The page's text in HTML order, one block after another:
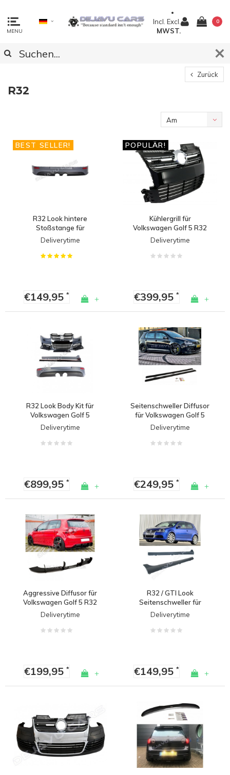
MENU
Incl. Excl.
MWST.
0
Zurück
R32
Am
angesehen
BEST SELLER!
R32 Look hintere
Stoßstange für
Volkswagen Golf 5 / GTI
/ R32
Deliverytime
€149,95* +
POPULÄR!
Kühlergrill für
Volkswagen Golf 5 R32
Deliverytime
€399,95* +
R32 Look Body Kit für
Volkswagen Golf 5
Deliverytime
€899,95* +
Seitenschweller Diffusor
für Volkswagen Golf 5
GTI / R32
Deliverytime
€249,95* +
Aggressive Diffusor für
Volkswagen Golf 5 R32
Deliverytime
€199,95* +
R32 / GTI Look
Seitenschweller für
Volkswagen Golf 5
Deliverytime
€149,95* +